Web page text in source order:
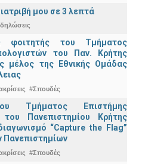
μου σε 3 λεπτά
φοιτητής του Τμήματος
του Παν. Κρήτης
μέλος της Εθνικής Ομάδας
#Σπουδές
Τμήματος Επιστήμης
του Πανεπιστημίου Κρήτης
“Capture the Flag”
Πανεπιστημίων
#Σπουδές